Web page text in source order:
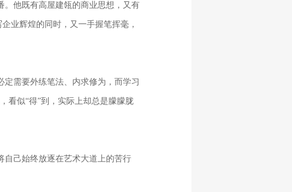
。他既有高屋建瓴的商业思想，又有
业辉煌的同时，又一手握笔挥毫，
需要外练笔法、内求修为，而学习
看似“得”到，实际上却总是朦朦胧
自己始终放逐在艺术大道上的苦行